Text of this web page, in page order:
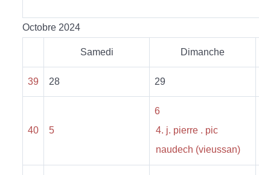
Octobre 2024
Samedi Dimanche
39 28 29
40 5
6
4. j. pierre . pic
naudech (vieussan)